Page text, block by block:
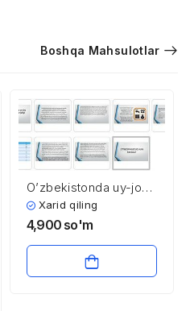
Boshqa Mahsulotlar
O’zbekistonda uy-joy
kommunal xo’jaligi
Xarid qiling
4,900 so'm